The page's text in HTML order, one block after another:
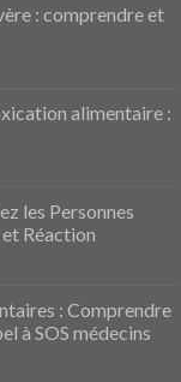
: comprendre et
alimentaire :
les Personnes
Réaction
: Comprendre
à SOS médecins